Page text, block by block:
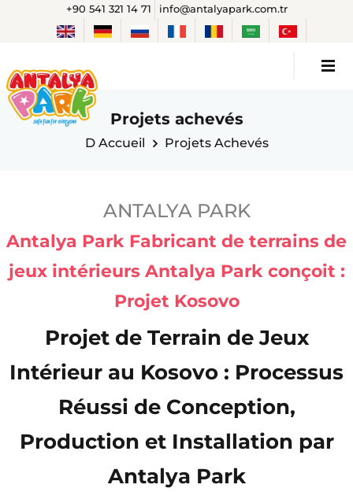
+90 541 321 14 71 info@antalyapark.com.tr
Projets achevés
D Accueil Projets Achevés
ANTALYA PARK
Antalya Park Fabricant de terrains de
jeux intérieurs Antalya Park conçoit :
Projet Kosovo
Projet de Terrain de Jeux
Intérieur au Kosovo : Processus
Réussi de Conception,
Production et Installation par
Antalya Park